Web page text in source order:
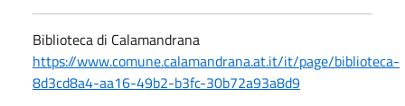
Biblioteca di Calamandrana
https://www.comune.calamandrana.at.it/it/page/biblioteca-
8d3cd8a4-aa16-49b2-b3fc-30b72a93a8d9